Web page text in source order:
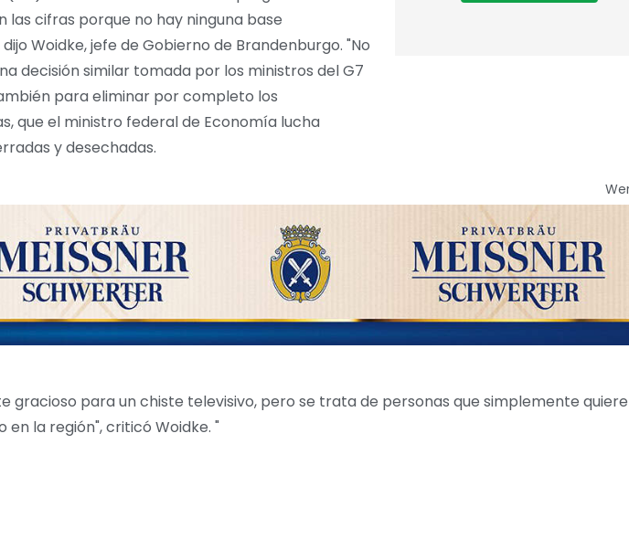
las cifras porque no hay ninguna base
Woidke, jefe de Gobierno de Brandenburgo. "No
decisión similar tomada por los ministros del G7
para eliminar por completo los
que el ministro federal de Economía lucha
y desechadas.
gracioso para un chiste televisivo, pero se trata de personas que simplemente
la región", criticó Woidke. "